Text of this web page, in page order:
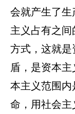
会就产生了
主义占有之
方式，这就
盾，是资本
本主义范围
命，用社会